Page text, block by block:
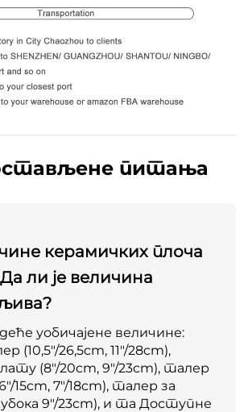
питања
керамичких плоча
ли је величина
уобичајене величине:
(10,5"/26,5cm, 11"/28cm),
(8"/20cm, 9"/23cm), талер
15cm, 7"/18cm), талер за
9"/23cm), и та Доступне